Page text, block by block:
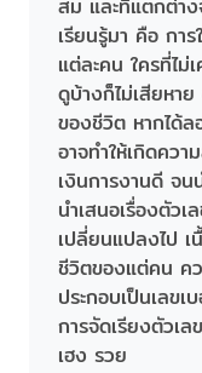
สม และที่แตกต่า
เรียนรู้มา คือ กา
แต่ละคน ใครที่ไม่
ดูบ้างก็ไม่เสียหา
ของชีวิต หากได้ล
อาจทำให้เกิดคว
เงินการงานดี จน
นำเสนอเรื่องตัวเ
เปลี่ยนแปลงไป เ
ชีวิตของแต่คน คว
ประกอบเป็นเลข
การจัดเรียงตัวเ
เฮง รวย